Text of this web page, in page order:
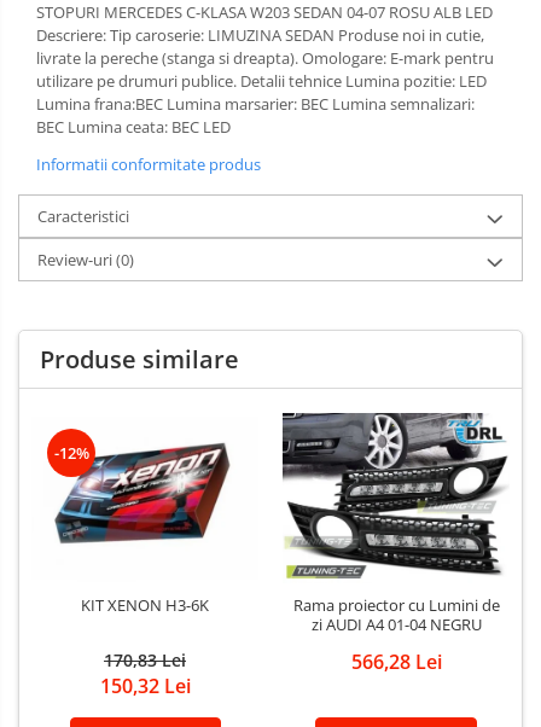
STOPURI MERCEDES C-KLASA W203 SEDAN 04-07 ROSU ALB LED
Descriere: Tip caroserie: LIMUZINA SEDAN Produse noi in cutie,
livrate la pereche (stanga si dreapta). Omologare: E-mark pentru
utilizare pe drumuri publice. Detalii tehnice Lumina pozitie: LED
Lumina frana:BEC Lumina marsarier: BEC Lumina semnalizari:
BEC Lumina ceata: BEC LED
Informatii conformitate produs
Caracteristici
Review-uri(0)
Produse similare
-12%
KIT XENON H3-6K
170,83 Lei
150,32 Lei
Rama proiector cu Lumini de
zi AUDI A4 01-04 NEGRU
566,28 Lei